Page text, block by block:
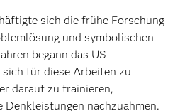
sich die frühe Forschung
und symbolischen
begann das US-
für diese Arbeiten zu
darauf zu trainieren,
Denkleistungen nachzuahmen.